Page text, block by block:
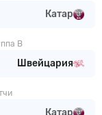
Катар
В
Швейцария